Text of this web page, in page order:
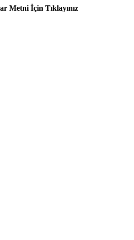
Metni İçin Tıklayınız